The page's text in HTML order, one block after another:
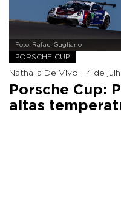
Foto: Rafael Gagliano
PORSCHE CUP
Nathalia De Vivo | 4 de
Porsche Cup:
altas